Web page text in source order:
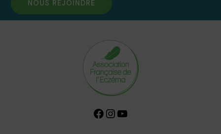
NOUS REJOINDRE
Facebook InstagramYouTube